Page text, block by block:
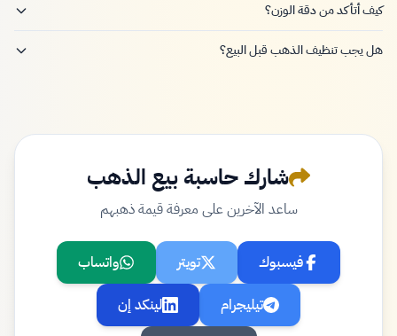
كيف أتأكد من دقة الوزن؟
هل يجب تنظيف الذهب قبل البيع؟
شارك حاسبة بيع الذهب
ساعد الآخرين على معرفة قيمة ذهبهم
فيسبوك تويتر
واتساب
تيليجرام
لينكد إن